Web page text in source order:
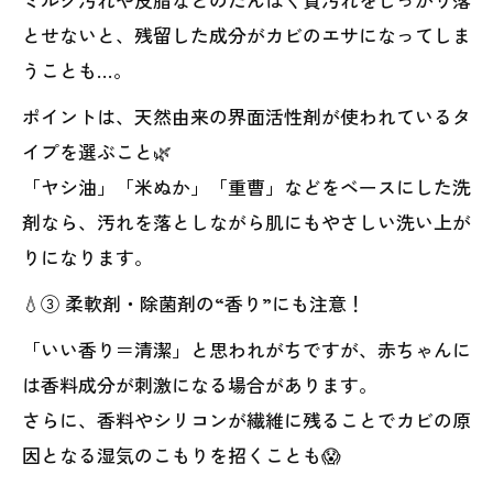
とせないと、残留した成分がカビのエサになってしま
うことも…。
ポイントは、天然由来の界面活性剤が使われているタ
イプを選ぶこと🌿
「ヤシ油」「米ぬか」「重曹」などをベースにした洗
剤なら、汚れを落としながら肌にもやさしい洗い上が
りになります。
💧③ 柔軟剤・除菌剤の“香り”にも注意！
「いい香り＝清潔」と思われがちですが、赤ちゃんに
は香料成分が刺激になる場合があります。
さらに、香料やシリコンが繊維に残ることでカビの原
因となる湿気のこもりを招くことも😱